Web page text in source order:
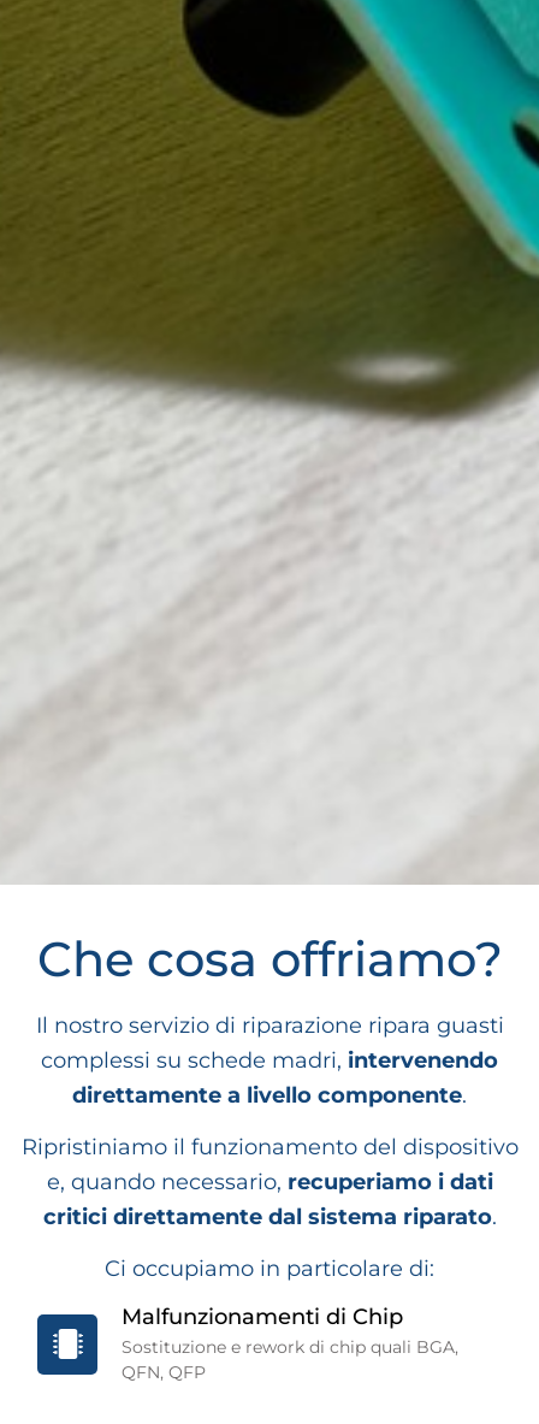
PRECISIONE
Interventi a livello componente per il ripristino di
circuiti complessi.
Che cosa offriamo?
Il nostro servizio di riparazione ripara guasti
complessi su schede madri, intervenendo
direttamente a livello componente.
Ripristiniamo il funzionamento del dispositivo
e, quando necessario, recuperiamo i dati
critici direttamente dal sistema riparato.
Ci occupiamo in particolare di:
Malfunzionamenti di Chip
Sostituzione e rework di chip quali BGA,
QFN, QFP